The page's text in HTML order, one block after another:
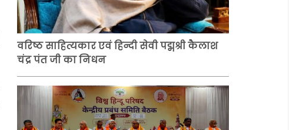
वरिष्ठ साहित्यकार एवं हिन्दी सेवी पद्मश्री कैलाश
चंद्र पंत जी का निधन